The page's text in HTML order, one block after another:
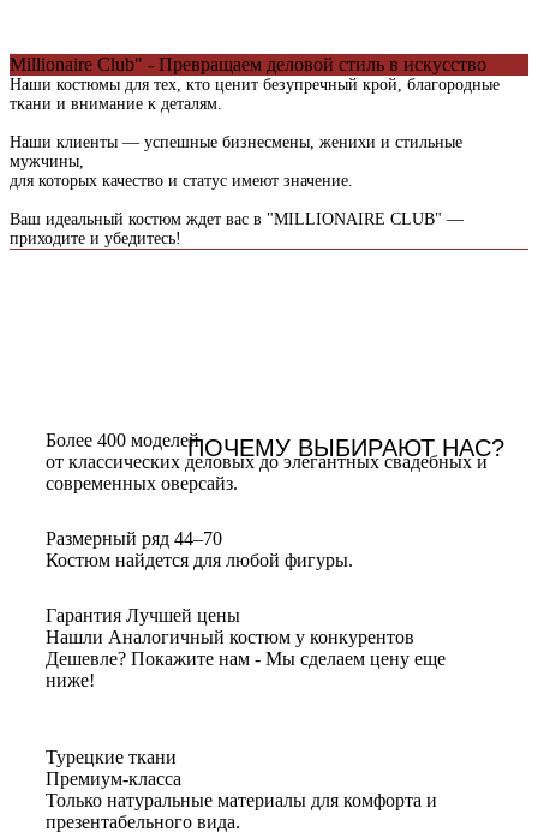
Millionaire Club" - Превращаем деловой стиль в искусство
Наши костюмы для тех, кто ценит безупречный крой, благородные
ткани и внимание к деталям.
Наши клиенты — успешные бизнесмены, женихи и стильные
мужчины,
для которых качество и статус имеют значение.
Ваш идеальный костюм ждет вас в "MILLIONAIRE CLUB" —
приходите и убедитесь!
ПОЧЕМУ ВЫБИРАЮТ НАС?
Более 400 моделей
от классических деловых до элегантных свадебных и
современных оверсайз.
Размерный ряд 44–70
Костюм найдется для любой фигуры.
Гарантия Лучшей цены
Нашли Аналогичный костюм у конкурентов
Дешевле? Покажите нам - Мы сделаем цену еще
ниже!
Турецкие ткани
Премиум-класса
Только натуральные материалы для комфорта и
презентабельного вида.